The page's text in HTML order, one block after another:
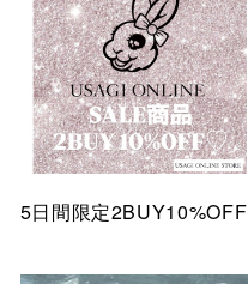
5日間限定2BUY10%OFF